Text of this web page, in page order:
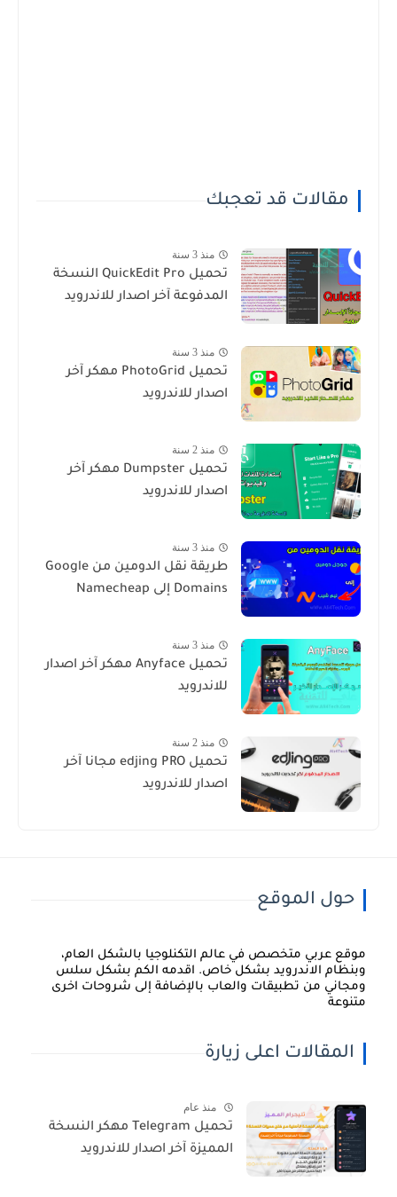
مقالات قد تعجبك
منذ 3 سنة
تحميل QuickEdit Pro النسخة
المدفوعة آخر اصدار للاندرويد
منذ 3 سنة
تحميل PhotoGrid مهكر آخر
اصدار للاندرويد
منذ 2 سنة
تحميل Dumpster مهكر آخر
اصدار للاندرويد
منذ 3 سنة
طريقة نقل الدومين من Google
Domains إلى Namecheap
منذ 3 سنة
تحميل Anyface مهكر آخر اصدار
للاندرويد
منذ 2 سنة
تحميل edjing PRO مجانا آخر
اصدار للاندرويد
حول الموقع
موقع عربي متخصص في عالم التكنلوجيا بالشكل العام،
وبنظام الاندرويد بشكل خاص. اقدمه الكم بشكل سلس
ومجاني من تطبيقات والعاب بالإضافة إلى شروحات اخرى
متنوعة
المقالات اعلى زيارة
منذ عام
تحميل Telegram مهكر النسخة
المميزة آخر اصدار للاندرويد